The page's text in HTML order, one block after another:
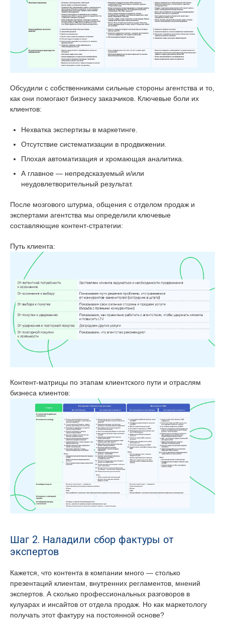
Обсудили с собственниками сильные стороны агентства и то,
как они помогают бизнесу заказчиков. Ключевые боли их
клиентов:
Нехватка экспертизы в маркетинге.
Отсутствие систематизации в продвижении.
Плохая автоматизация и хромающая аналитика.
А главное — непредсказуемый и/или
неудовлетворительный результат.
После мозгового штурма, общения с отделом продаж и
экспертами агентства мы определили ключевые
составляющие контент-стратегии:
Путь клиента:
Контент-матрицы по этапам клиентского пути и отраслям
бизнеса клиентов:
Шаг 2. Наладили сбор фактуры от
экспертов
Кажется, что контента в компании много — столько
презентаций клиентам, внутренних регламентов, мнений
экспертов. А сколько профессиональных разговоров в
кулуарах и инсайтов от отдела продаж. Но как маркетологу
получать этот фактуру на постоянной основе?